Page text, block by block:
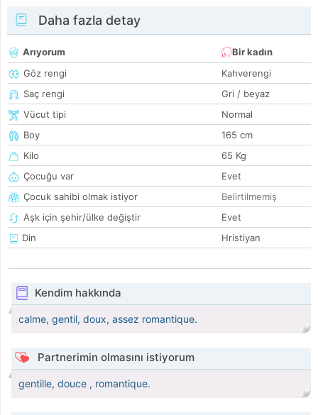
Daha fazla detay
Arıyorum
Bir kadın
Göz rengi
Kahverengi
Saç rengi
Gri / beyaz
Vücut tipi
Normal
Boy
165 cm
Kilo
65 Kg
Çocuğu var
Evet
Çocuk sahibi olmak istiyor
Belirtilmemiş
Aşk için şehir/ülke değiştir
Evet
Din
Hristiyan
Kendim hakkında
calme, gentil, doux, assez romantique.
Partnerimin olmasını istiyorum
gentille, douce , romantique.